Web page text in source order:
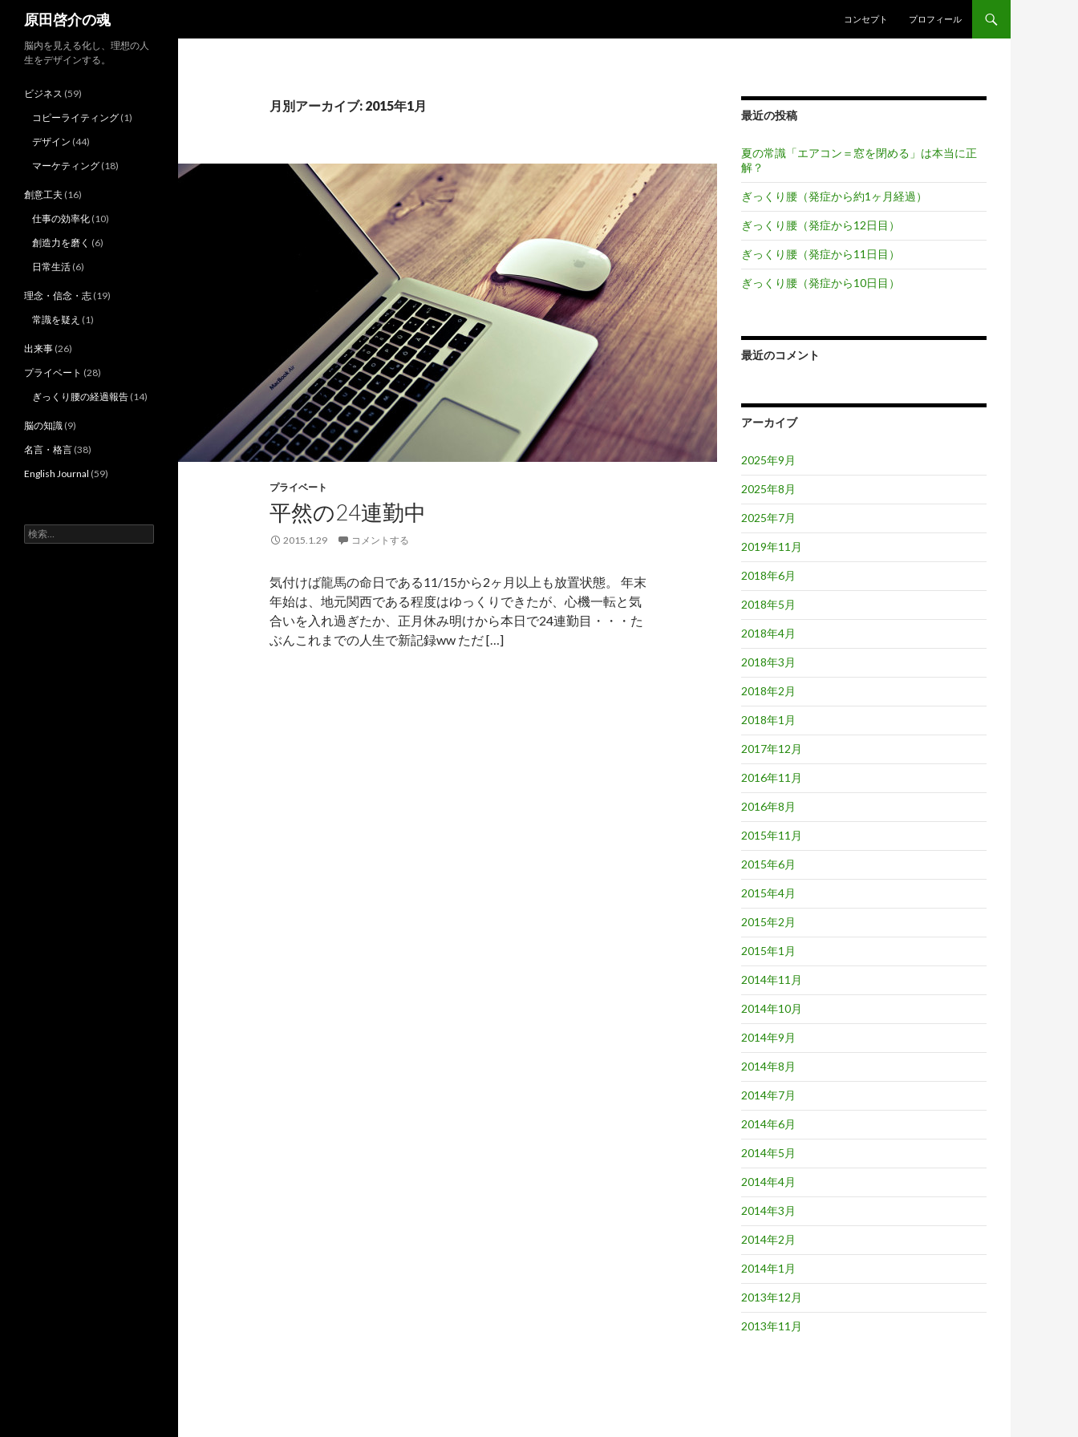
原田啓介の魂
コンセプト
プロフィール
月別アーカイブ: 2015年1月
プライベート
平然の24連勤中
2015.1.29 コメントする
気付けば龍馬の命日である11/15から2ヶ月以上も放置状態。 年末
年始は、地元関西である程度はゆっくりできたが、心機一転と気
合いを入れ過ぎたか、正月休み明けから本日で24連勤目・・・た
ぶんこれまでの人生で新記録ww ただ […]
最近の投稿
夏の常識「エアコン＝窓を閉める」は本当に正
解？
ぎっくり腰（発症から約1ヶ月経過）
ぎっくり腰（発症から12日目）
ぎっくり腰（発症から11日目）
ぎっくり腰（発症から10日目）
最近のコメント
アーカイブ
2025年9月
2025年8月
2025年7月
2019年11月
2018年6月
2018年5月
2018年4月
2018年3月
2018年2月
2018年1月
2017年12月
2016年11月
2016年8月
2015年11月
2015年6月
2015年4月
2015年2月
2015年1月
2014年11月
2014年10月
2014年9月
2014年8月
2014年7月
2014年6月
2014年5月
2014年4月
2014年3月
2014年2月
2014年1月
2013年12月
2013年11月
脳内を見える化し、理想の人
生をデザインする。
ビジネス (59)
コピーライティング (1)
デザイン (44)
マーケティング (18)
創意工夫 (16)
仕事の効率化 (10)
創造力を磨く (6)
日常生活 (6)
理念・信念・志 (19)
常識を疑え (1)
出来事 (26)
プライベート (28)
ぎっくり腰の経過報告 (14)
脳の知識 (9)
名言・格言 (38)
English Journal (59)
検
索: